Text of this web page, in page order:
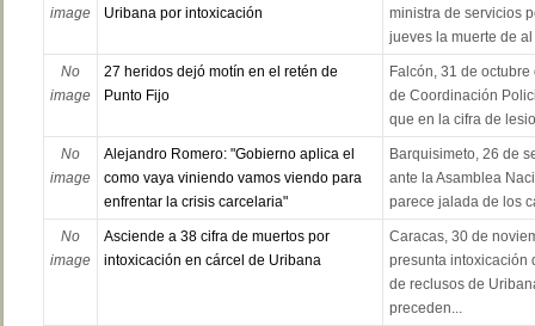
image
Uribana por intoxicación
ministra de servicios
jueves la muerte de
No
image
27 heridos dejó motín en el retén de
Punto Fijo
Falcón, 31 de
de Coordinación
que en la cifra de
No
image
Alejandro Romero: "Gobierno aplica el
como vaya viniendo vamos viendo para
enfrentar la crisis carcelaria"
Barquisimeto, 26 de
ante la Asamblea
parece jalada de los
No
image
Asciende a 38 cifra de muertos por
intoxicación en cárcel de Uribana
Caracas, 30 de
presunta intoxicación
de reclusos de
preceden...